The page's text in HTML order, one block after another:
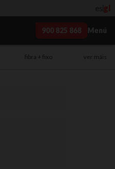
gl
900 825 868 Menú
fibra + fixo ver máis